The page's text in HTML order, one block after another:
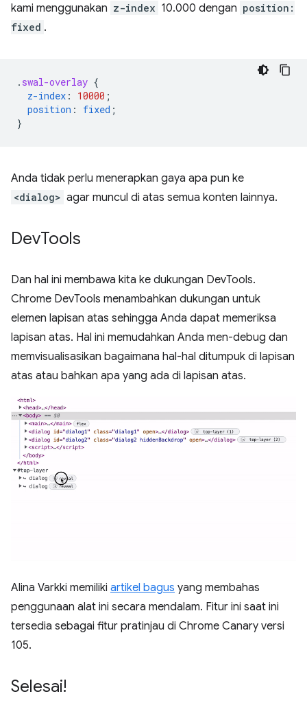
kami menggunakan z-index 10.000 dengan position:
fixed .
. swal-overlay {
z-index : 10000 ;
position : fixed ;
}
Anda tidak perlu menerapkan gaya apa pun ke
<dialog> agar muncul di atas semua konten lainnya.
DevTools
Dan hal ini membawa kita ke dukungan DevTools.
Chrome DevTools menambahkan dukungan untuk
elemen lapisan atas sehingga Anda dapat memeriksa
lapisan atas. Hal ini memudahkan Anda men-debug dan
memvisualisasikan bagaimana hal-hal ditumpuk di lapisan
atas atau bahkan apa yang ada di lapisan atas.
Alina Varkki memiliki artikel bagus yang membahas
penggunaan alat ini secara mendalam. Fitur ini saat ini
tersedia sebagai fitur pratinjau di Chrome Canary versi
105.
Selesai!